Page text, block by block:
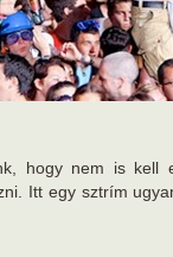
hogy nem is kell
Itt egy sztrím